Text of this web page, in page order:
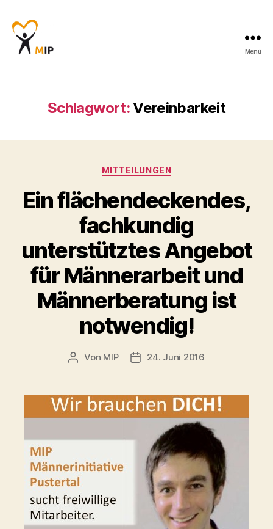
Beratung
Menü
Schlagwort:Vereinbarkeit
Kategorien
MITTEILUNGEN
Ein flächendeckendes,
fachkundig
unterstütztes Angebot
für Männerarbeit und
Männerberatung ist
notwendig!
Beitragsautor
Von MIP Veröffentlichungsdatum
24. Juni 2016